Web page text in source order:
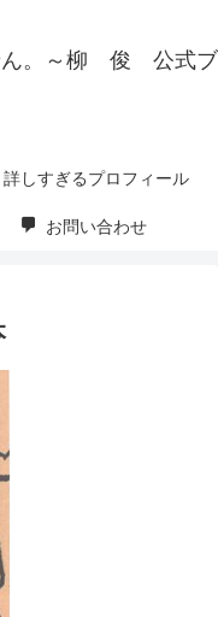
ん。～柳 俊 公式ブ
詳しすぎるプロフィール
お問い合わせ